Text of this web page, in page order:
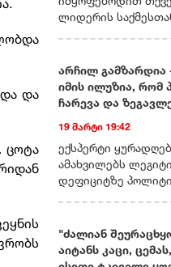
და
ცოტა
ლიდერის
ეს საქმე და
სიმბოლურად
ახლა
ოპოზიციური
ხდება?–
უკვე იცით, რომ
ყველა ოპოზიციური
ციხეშია და
ემიგრაციაში
რამ
არასდროს
არჩილ გამზარდია
იმის ილუზია, რომ
ჩარევა და
19 მარტი 19:42
ექსპერტი
ამახვილებს
დეფიციტზე
საეკლესიო
არსებულ შიდა
გამზარდიას
"ძალიან
აიტანს კაცი,